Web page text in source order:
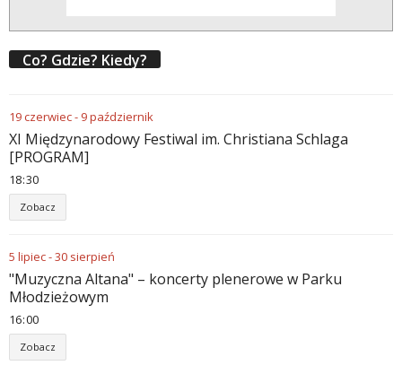
Co? Gdzie? Kiedy?
19czerwiec- 9październik
XI Międzynarodowy Festiwal im. Christiana Schlaga
[PROGRAM]
18:30
Zobacz
5 lipiec-30 sierpień
"Muzyczna Altana" – koncerty plenerowe w Parku
Młodzieżowym
16:00
Zobacz